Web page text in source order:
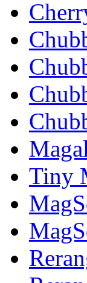
Tiny